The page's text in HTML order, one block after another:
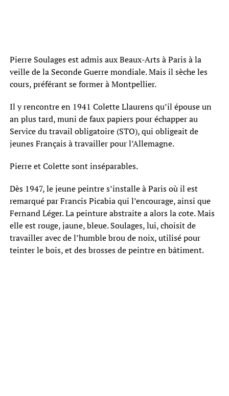
Pierre Soulages est admis aux Beaux-Arts à Paris à la
veille de la Seconde Guerre mondiale. Mais il sèche les
cours, préférant se former à Montpellier.
Il y rencontre en 1941 Colette Llaurens qu’il épouse un
an plus tard, muni de faux papiers pour échapper au
Service du travail obligatoire (STO), qui obligeait de
jeunes Français à travailler pour l’Allemagne.
Pierre et Colette sont inséparables.
Dès 1947, le jeune peintre s’installe à Paris où il est
remarqué par Francis Picabia qui l’encourage, ainsi que
Fernand Léger. La peinture abstraite a alors la cote. Mais
elle est rouge, jaune, bleue. Soulages, lui, choisit de
travailler avec de l’humble brou de noix, utilisé pour
teinter le bois, et des brosses de peintre en bâtiment.